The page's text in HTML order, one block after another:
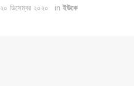
২০ ডিসেম্বর ২০২০ in ইউকে